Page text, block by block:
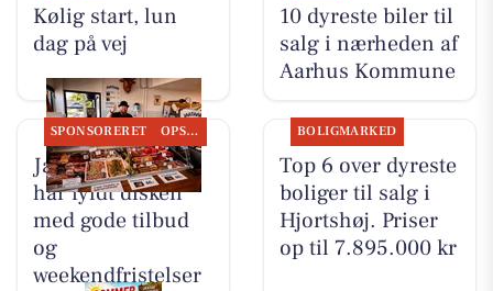
Kølig start, lun
dag på vej
10 dyreste biler til
salg i nærheden af
Aarhus Kommune
SPONSORERET OPSLAGSTAVLEN
Jaataak Slagteren
har fyldt disken
med gode tilbud
og
weekendfristelser
BOLIGMARKED
Top 6 over dyreste
boliger til salg i
Hjortshøj. Priser
op til 7.895.000 kr